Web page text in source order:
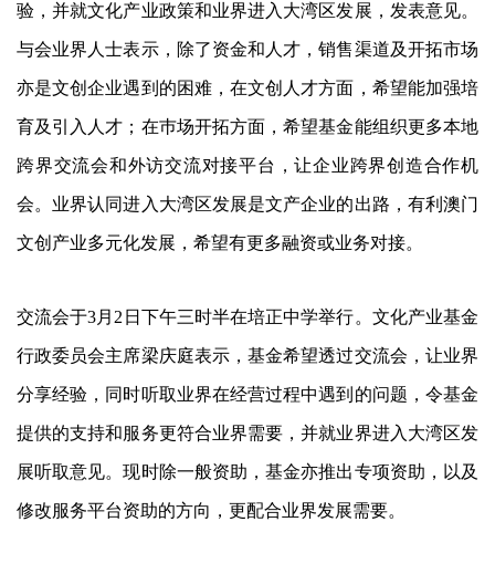
验，并就文化产业政策和业界进入大湾区发展，发表意见。
与会业界人士表示，除了资金和人才，销售渠道及开拓市场
亦是文创企业遇到的困难，在文创人才方面，希望能加强培
育及引入人才；在巿场开拓方面，希望基金能组织更多本地
跨界交流会和外访交流对接平台，让企业跨界创造合作机
会。业界认同进入大湾区发展是文产企业的出路，有利澳门
文创产业多元化发展，希望有更多融资或业务对接。
交流会于3月2日下午三时半在培正中学举行。文化产业基金
行政委员会主席梁庆庭表示，基金希望透过交流会，让业界
分享经验，同时听取业界在经营过程中遇到的问题，令基金
提供的支持和服务更符合业界需要，并就业界进入大湾区发
展听取意见。现时除一般资助，基金亦推出专项资助，以及
修改服务平台资助的方向，更配合业界发展需要。